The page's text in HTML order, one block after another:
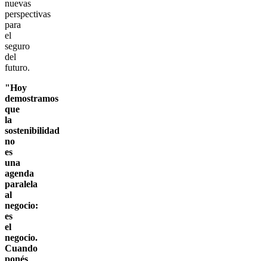
nuevas
perspectivas
para
el
seguro
del
futuro.
"Hoy
demostramos
que
la
sostenibilidad
no
es
una
agenda
paralela
al
negocio:
es
el
negocio.
Cuando